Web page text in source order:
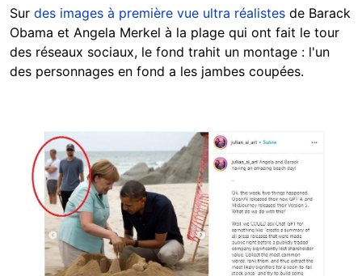
Sur des images à première vue ultra réalistes de Barack
Obama et Angela Merkel à la plage qui ont fait le tour
des réseaux sociaux, le fond trahit un montage : l'un
des personnages en fond a les jambes coupées.
Image